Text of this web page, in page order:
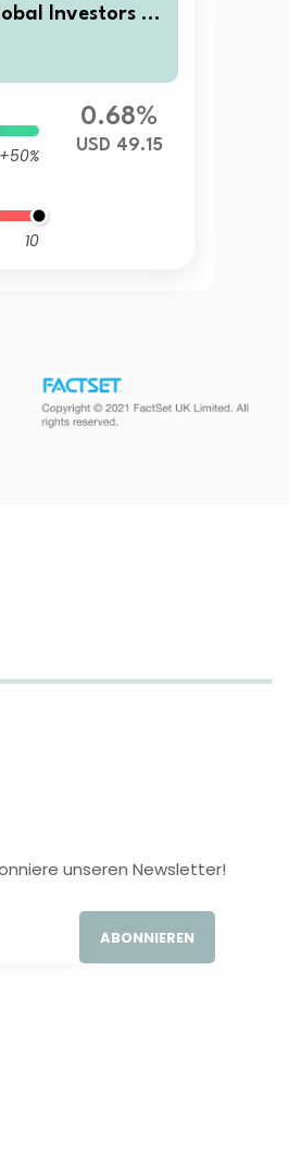
Investors Fu
Sustainable Equ
+50%
10
0.68%
USD 49.15
unseren Newsletter!
ABONNIEREN